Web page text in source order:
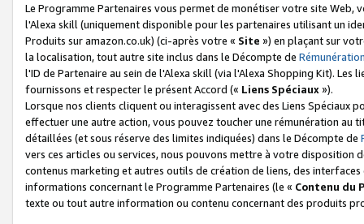
Le Programme Partenaires vous permet de monétiser votre site Web,
l'Alexa skill (uniquement disponible pour les partenaires utilisant un
Produits sur amazon.co.uk) (ci-après votre « Site ») en plaçant sur
la localisation, tout autre site inclus dans le Décompte de
l'ID de Partenaire au sein de l'Alexa skill (via l'Alexa Shopping Kit).
fournissons et respecter le présent Accord (« Liens Spéciaux»).
Lorsque nos clients cliquent ou interagissent avec des Liens Spéciaux
effectuer une autre action, vous pouvez toucher une rémunération
détaillées (et sous réserve des limites indiquées) dans le Décompte de
vers ces articles ou services, nous pouvons mettre à votre disposition
contenus marketing et autres outils de création de liens, des
informations concernant le Programme Partenaires (le « Contenu du
texte ou tout autre information ou contenu concernant des produits